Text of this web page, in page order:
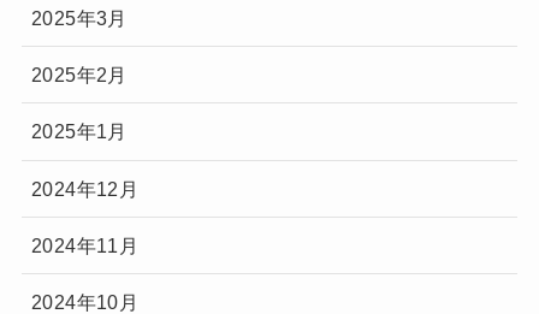
2025年3月
2025年2月
2025年1月
2024年12月
2024年11月
2024年10月